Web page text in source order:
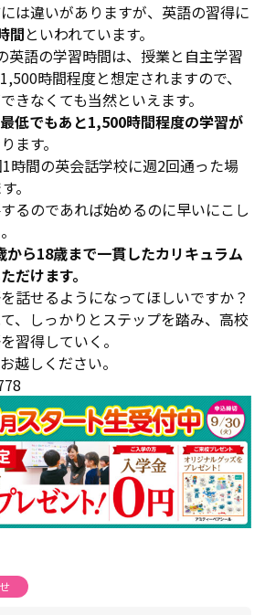
は違いがありますが、英語の習得に
間といわれています。
英語の学習時間は、授業と自主学習
時間程度と想定されますので、
きなくても当然といえます。
最低でもあと1,500時間程度の学習が
ます。
時間の英会話学校に週2回通った場
。
るのであれば始めるのに早いにこし
から18歳まで一貫したカリキュラム
だけます。
話せるようになってほしいですか？
、しっかりとステップを踏み、高校
習得していく。
越しください。